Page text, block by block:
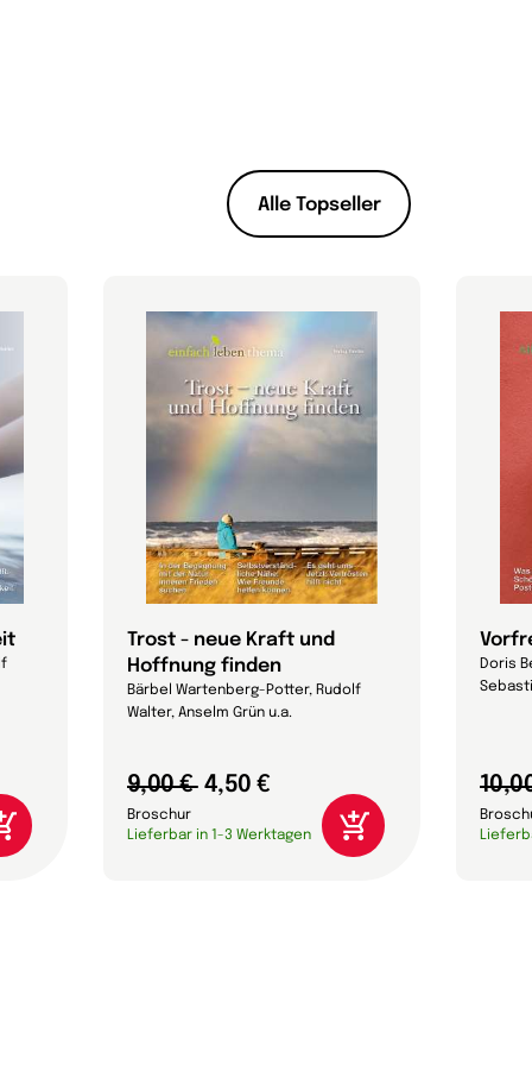
Alle Topseller
Trost - neue Kraft und
Hoffnung finden
Bärbel Wartenberg-Potter, Rudolf
Walter, Anselm Grün u.a.
9,00 € 4,50 €
Broschur
Lieferbar in 1-3 Werktagen
Doris